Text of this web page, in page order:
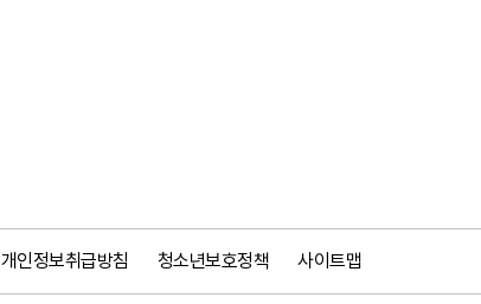
개인정보취급방침 청소년보호정책 사이트맵